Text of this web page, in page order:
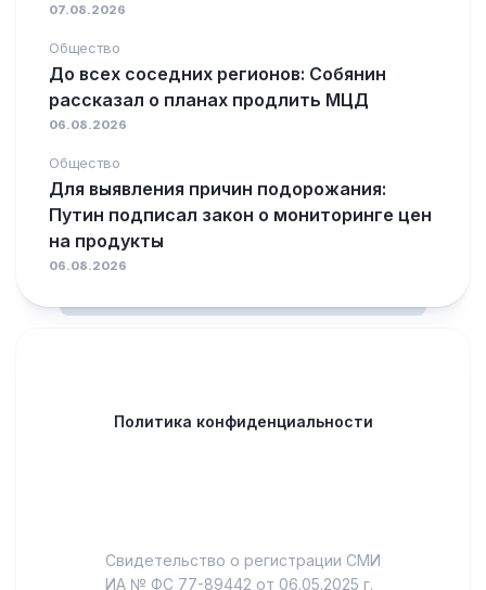
07.08.2026
Общество
До всех соседних регионов: Собянин
рассказал о планах продлить МЦД
06.08.2026
Общество
Для выявления причин подорожания:
Путин подписал закон о мониторинге цен
на продукты
06.08.2026
Политика конфиденциальности
Свидетельство о регистрации СМИ
ИА № ФС 77-89442 от 06.05.2025 г.